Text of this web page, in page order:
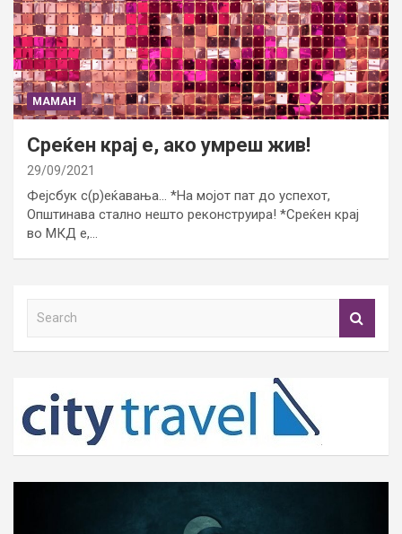
МАМАН
Среќен крај е, ако умреш жив!
29/09/2021
Фејсбук с(р)еќавања… *На мојот пат до успехот,
Општинава стално нешто реконструира! *Среќен крај
во МКД е,…
h